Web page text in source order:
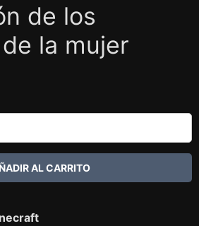
de los
la mujer